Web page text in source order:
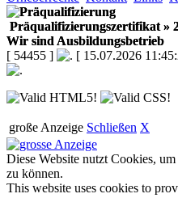
Präqualifizierungszertifikat »
Wir sind Ausbildungsbetrieb
[ 54455 ]
[ 15.07.2026
große Anzeige Schließen X
Diese Website nutzt Cookies,
zu können.
This website uses cookies to